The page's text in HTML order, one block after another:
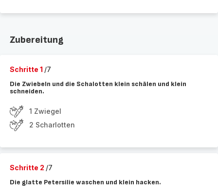
Zubereitung
Schritte 1 /7
Die Zwiebeln und die Schalotten klein schälen und klein
schneiden.
1 Zwiegel
2 Scharlotten
Schritte 2 /7
Die glatte Petersilie waschen und klein hacken.